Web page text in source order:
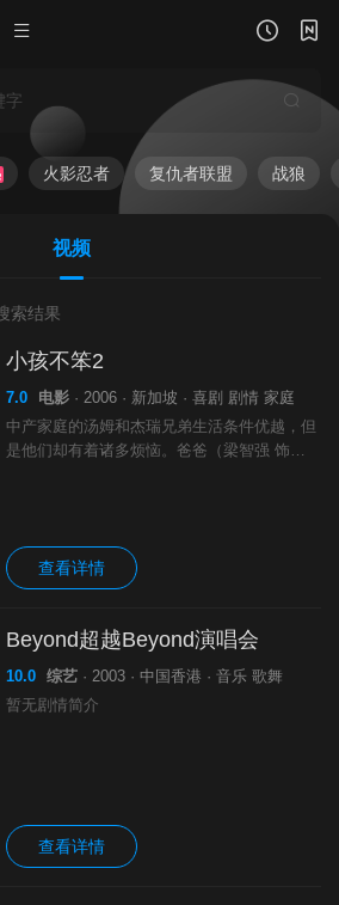
火影忍者 复仇者联盟 战狼
视频
索结果
小孩不笨2
7.0 电影 · 2006 · 新加坡 · 喜剧 剧情 家庭
中产家庭的汤姆和杰瑞兄弟生活条件优越，但
是他们却有着诸多烦恼。爸爸（梁智强 饰）
查看详情
Beyond超越Beyond演唱会
10.0 综艺 · 2003 · 中国香港 · 音乐 歌舞
暂无剧情简介
查看详情